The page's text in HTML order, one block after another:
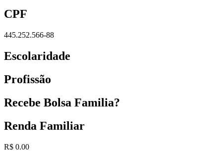
CPF
445.252.566-88
Escolaridade
Profissão
Recebe Bolsa Familia?
Renda Familiar
R$ 0.00